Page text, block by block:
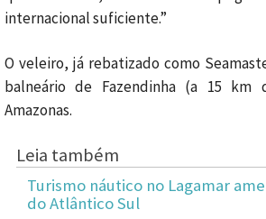
internacional suficiente.”
O veleiro, já rebatizado como
balneário de Fazendinha (a 15 km
Amazonas.
Leia também
Turismo náutico no Lagamar
do Atlântico Sul